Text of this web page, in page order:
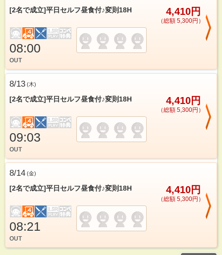
[2名で成立]平日セルフ昼食付♪変則18H 4,410円
（総額 5,300円）
08:00
OUT
8/13 (木)
[2名で成立]平日セルフ昼食付♪変則18H 4,410円
（総額 5,300円）
09:03
OUT
8/14 (金)
[2名で成立]平日セルフ昼食付♪変則18H 4,410円
（総額 5,300円）
08:21
OUT